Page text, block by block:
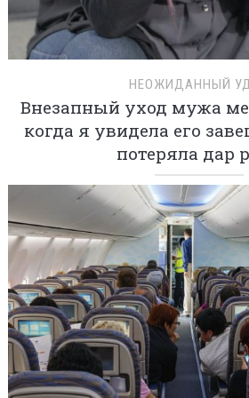
НЕОЖИДАННЫЙ
Внезапный уход мужа
когда я увидела его
потеряла дар